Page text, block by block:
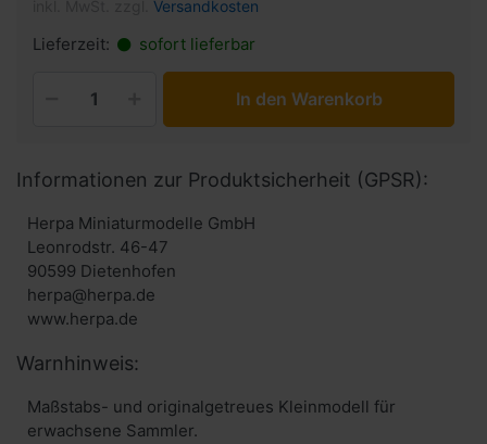
Versandkosten
Lieferzeit: sofort lieferbar
In den Warenkorb
Informationen zur Produktsicherheit (GPSR):
Herpa Miniaturmodelle GmbH
Leonrodstr. 46-47
90599 Dietenhofen
herpa@herpa.de
www.herpa.de
Warnhinweis:
Maßstabs- und originalgetreues Kleinmodell für
erwachsene Sammler.